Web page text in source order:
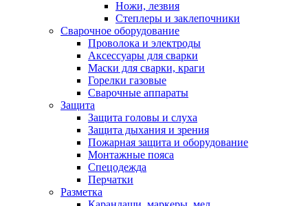
Ножи, лезвия
Степлеры и заклепочники
Сварочное оборудование
Проволока и электроды
Аксессуары для сварки
Маски для сварки, краги
Горелки газовые
Сварочные аппараты
Защита
Защита головы и слуха
Защита дыхания и зрения
Пожарная защита и оборудование
Монтажные пояса
Спецодежда
Перчатки
Разметка